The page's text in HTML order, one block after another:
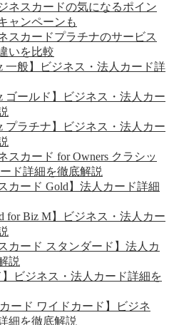
ネスカードの気になるポイン
ャンペーンも
スカードプラチナのサービス
いを比較
一般】ビジネス・法人カード詳
ゴールド】ビジネス・法人カー
プラチナ】ビジネス・法人カー
スカード for Owners クラシッ
ド詳細を徹底解説
カード Gold】法人カード詳細
for Biz M】ビジネス・法人カー
カード スタンダード】法人カ
説
】ビジネス・法人カード詳細を
ード ワイドカード】ビジネ
細を徹底解説